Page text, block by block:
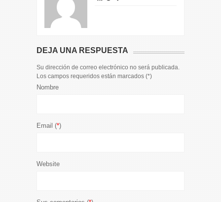
DEJA UNA RESPUESTA
Su dirección de correo electrónico no será publicada.
Los campos requeridos están marcados (*)
Nombre
Email (*)
Website